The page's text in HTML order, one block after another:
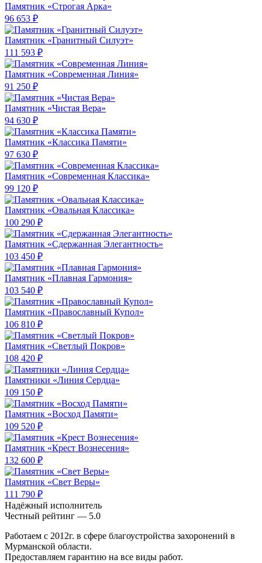
Памятник «Строгая Арка»
96 653 ₽
Памятник «Гранитный Силуэт»
111 593 ₽
Памятник «Современная Линия»
91 250 ₽
Памятник «Чистая Вера»
94 630 ₽
Памятник «Классика Памяти»
97 630 ₽
Памятник «Современная Классика»
99 120 ₽
Памятник «Овальная Классика»
100 290 ₽
Памятник «Сдержанная Элегантность»
103 450 ₽
Памятник «Плавная Гармония»
103 540 ₽
Памятник «Православный Купол»
106 810 ₽
Памятник «Светлый Покров»
108 420 ₽
Памятники «Линия Сердца»
109 150 ₽
Памятник «Восход Памяти»
109 520 ₽
Памятник «Крест Вознесения»
132 600 ₽
Памятник «Свет Веры»
111 790 ₽
Надёжный исполнитель
Чеcтный рейтинг — 5.0
Работаем с 2012г. в сфере благоустройства захоронений в
Мурманской области.
Предоставляем гарантию на все виды работ.